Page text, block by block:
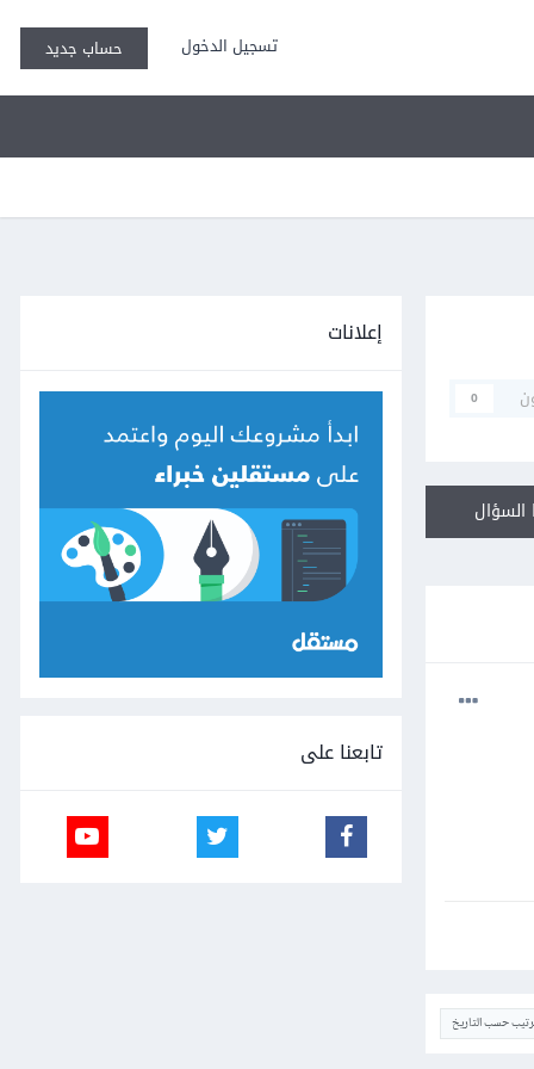
تسجيل الدخول حساب جديد
0
حسب التاريخ
إعلانات
تابعنا على